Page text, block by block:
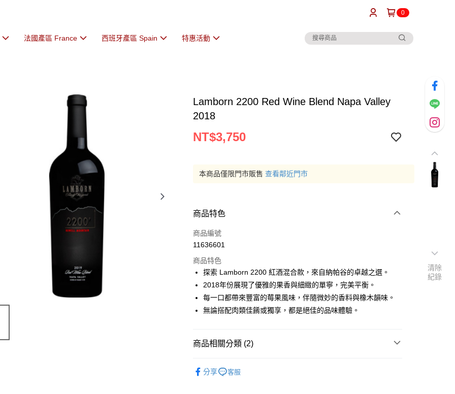
0
法國產區 France 西班牙產區 Spain 特惠活動
Lamborn 2200 Red Wine Blend Napa Valley
2018
NT$3,750
本商品僅限門市販售 查看鄰近門市
商品特色
商品編號
11636601
商品特色
探索 Lamborn 2200 紅酒混合款，來自納帕谷的卓越之選。
2018年份展現了優雅的果香與細緻的單寧，完美平衡。
每一口都帶來豐富的莓果風味，伴隨微妙的香料與橡木韻味。
無論搭配肉類佳餚或獨享，都是絕佳的品味體驗。
商品相關分類 (2)
分享 客服
清除
紀錄